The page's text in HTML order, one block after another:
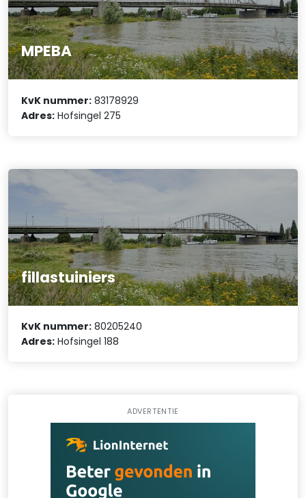
MPEBA
KvK nummer: 83178929
Adres: Hofsingel 275
fillastuiniers
KvK nummer: 80205240
Adres: Hofsingel 188
ADVERTENTIE